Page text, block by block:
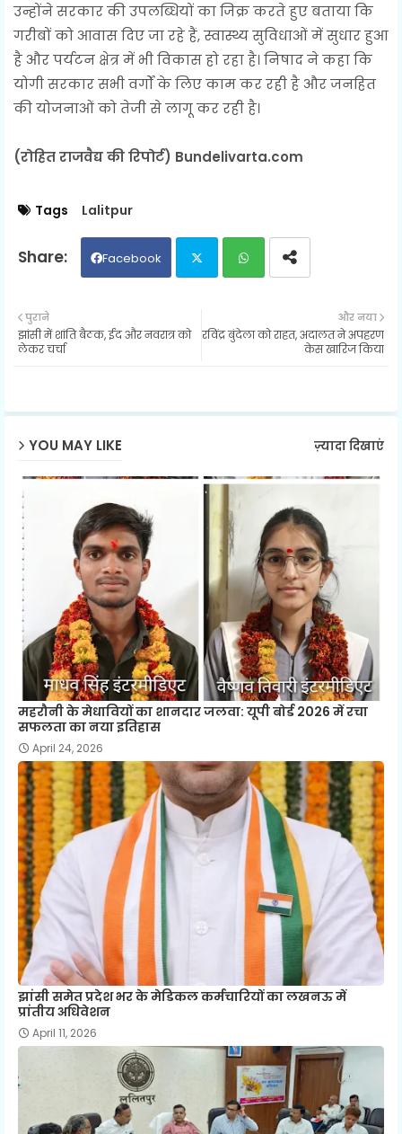
उन्होंने सरकार की उपलब्धियों का जिक्र करते हुए बताया कि
गरीबों को आवास दिए जा रहे हैं, स्वास्थ्य सुविधाओं में सुधार हुआ
है और पर्यटन क्षेत्र में भी विकास हो रहा है। निषाद ने कहा कि
योगी सरकार सभी वर्गों के लिए काम कर रही है और जनहित
की योजनाओं को तेजी से लागू कर रही है।
(रोहित राजवैद्य की रिपोर्ट) Bundelivarta.com
Tags Lalitpur
Facebook
ter ats
p
और नया
रविंद्र बुंदेला को राहत, अदालत ने अपहरण
केस खारिज किया
पुराने
झांसी में शांति बैठक, ईद और नवरात्र को
लेकर चर्चा
YOU MAY LIKE ज़्यादा दिखाएं
महरौनी के मेधावियों का शानदार जलवा: यूपी बोर्ड 2026 में रचा
सफलता का नया इतिहास
April 24, 2026
झांसी समेत प्रदेश भर के मेडिकल कर्मचारियों का लखनऊ में
प्रांतीय अधिवेशन
April 11, 2026